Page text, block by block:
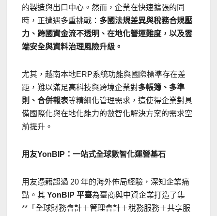
的製造與出口中心。然而，企業在快速擴張的同
時，正遭遇多重挑戰： 多國法規差異與稅務合規壓
力、跨國資金流不透明、在地化營運難度，以及雲
端安全與資料治理風險升級。
尤其，越南本地ERP系統功能與國際標準存在差
距，難以滿足高科技與跨境企業對多帳簿、多準
則、合併報表等精細化管理需求，這使得企業對具
備國際化與在地化能力的數智化解決方案的需求空
前提升。
用友YonBIP ：一站式全球數智化運營基石
用友憑藉超過 20 年的海外佈局經驗，深知企業痛
點。其 YonBIP 平臺為臺商與中資企業打造了集
**「全球財務會計＋管理會計＋稅務服務＋共享服